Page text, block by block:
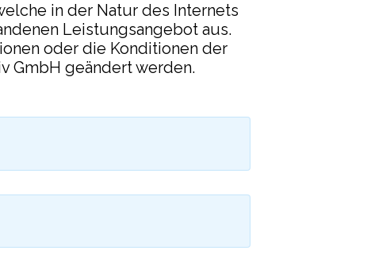
in der Natur des Internets
Leistungsangebot aus.
oder die Konditionen der
GmbH geändert werden.